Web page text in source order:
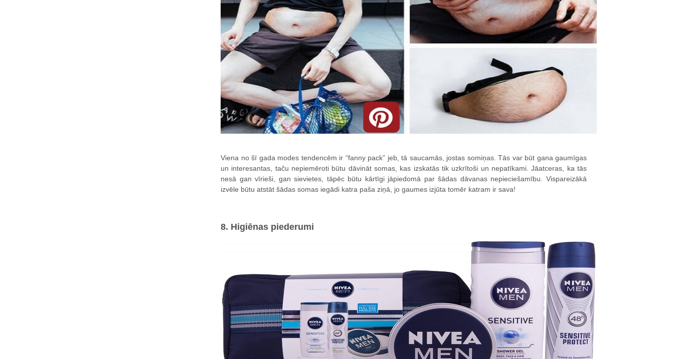
Viena no šī gada modes tendencēm ir “fanny pack” jeb, tā saucamās, jostas somiņas. Tās var būt gana gaumīgas
un interesantas, taču nepiemēroti būtu dāvināt somas, kas izskatās tik uzkrītoši un nepatīkami. Jāatceras, ka tās
nesā gan vīrieši, gan sievietes, tāpēc būtu kārtīgi jāpiedomā par šādas dāvanas nepieciešamību. Vispareizākā
izvēle būtu atstāt šādas somas iegādi katra paša ziņā, jo gaumes izjūta tomēr katram ir sava!
8. Higiēnas piederumi